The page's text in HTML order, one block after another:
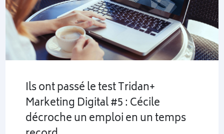
Ils ont passé le test Tridan+
Marketing Digital #5 : Cécile
décroche un emploi en un temps